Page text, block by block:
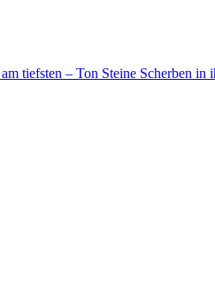
tiefsten – Ton Steine Scherben in